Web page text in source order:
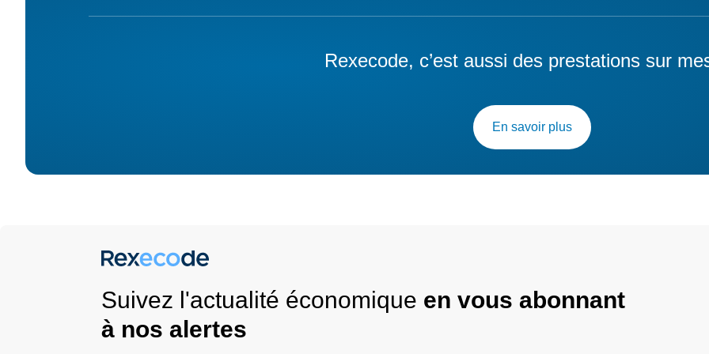
Rexecode, c’est aussi des prestations sur
En savoir plus
Suivez l'actualité économique en vous abonnant
à nos alertes